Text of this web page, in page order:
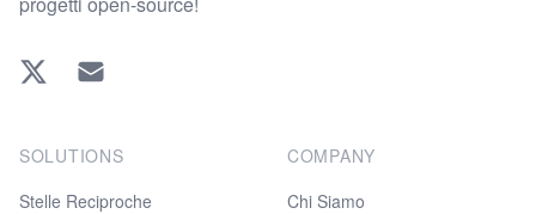
Twitter EMAIL
SOLUTIONS
Stelle Reciproche
COMPANY
Chi Siamo